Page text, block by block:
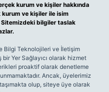
kurum ve kişiler hakkında
kurum ve kişiler ile isim
bilgiler taslak
Bilgi Teknolojileri ve İletişim
bir Yer Sağlayıcı olarak hizmet
proaktif olarak denetleme
Ancak, üyelerimiz
olup, siteye üye olarak